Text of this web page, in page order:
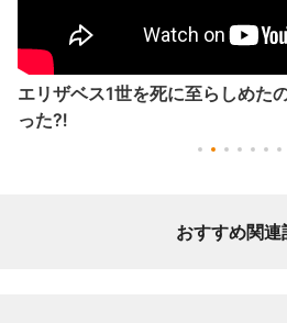
恐竜が絶滅した日、地球上では
おすすめ関連